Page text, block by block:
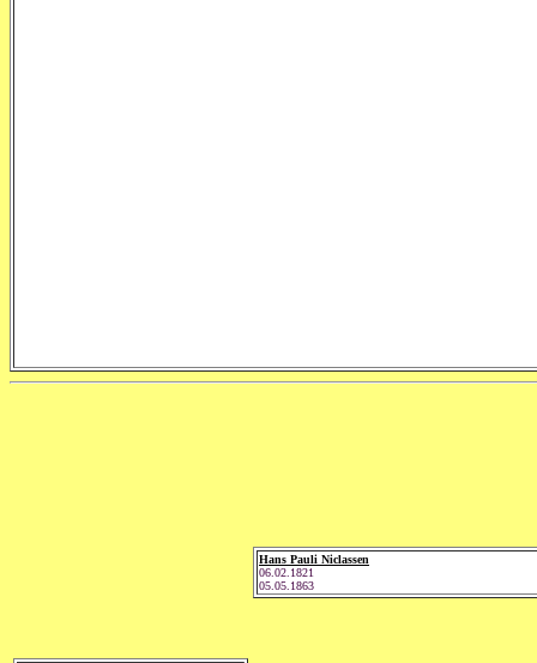
Hans Pauli Niclassen
06.02.1821
05.05.1863